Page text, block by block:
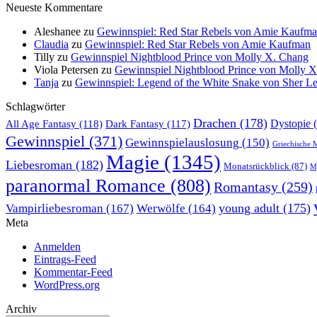
Neueste Kommentare
Aleshanee zu Gewinnspiel: Red Star Rebels von Amie
Claudia zu Gewinnspiel: Red Star Rebels von Amie Kaufman
Tilly zu Gewinnspiel Nightblood Prince von Molly X. Chang
Viola Petersen zu Gewinnspiel Nightblood Prince von Molly
Tanja zu Gewinnspiel: Legend of the White Snake von Sher
Schlagwörter
All Age Fantasy (118) Dark Fantasy (117) Drachen (178) Dystopie
Gewinnspiel (371) Gewinnspielauslosung (150) Griechische
Liebesroman (182) Magie (1345) Monatsrückblick (87)
paranormal Romance (808) Romantasy (259)
Vampirliebesroman (167) Werwölfe (164) young adult (175)
Meta
Anmelden
Eintrags-Feed
Kommentar-Feed
WordPress.org
Archiv